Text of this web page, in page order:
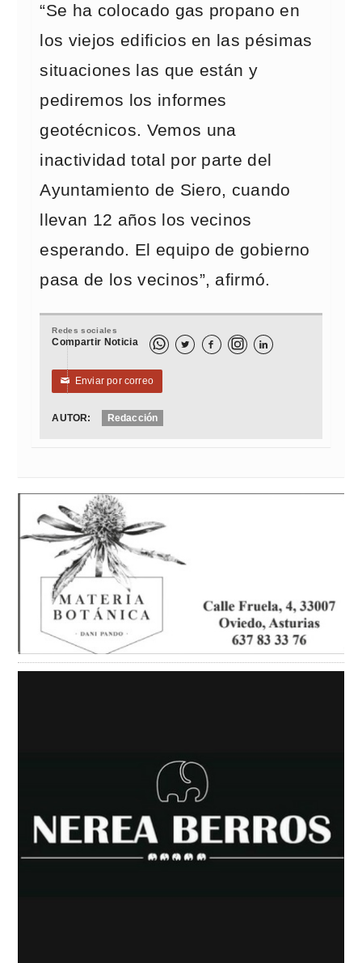
“Se ha colocado gas propano en
los viejos edificios en las pésimas
situaciones las que están y
pediremos los informes
geotécnicos. Vemos una
inactividad total por parte del
Ayuntamiento de Siero, cuando
llevan 12 años los vecinos
esperando. El equipo de gobierno
pasa de los vecinos”, afirmó.
Redes sociales
Compartir Noticia   
✉ Enviar por correo
AUTOR: Redacción